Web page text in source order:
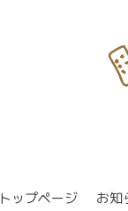
トップページ お知